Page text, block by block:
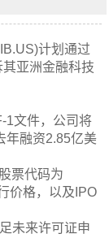
计划通过
亚洲金融科技
1文件，公司将
年融资2.85亿美
票代码为
价格，以及IPO
未来许可证申